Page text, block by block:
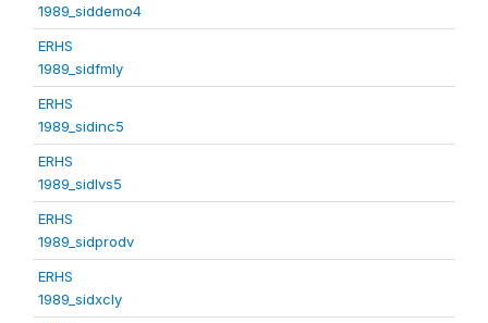
1989_siddemo4
ERHS
1989_sidfmly
ERHS
1989_sidinc5
ERHS
1989_sidlvs5
ERHS
1989_sidprodv
ERHS
1989_sidxcly